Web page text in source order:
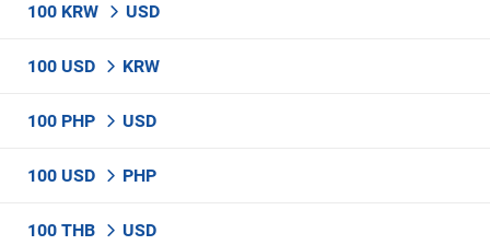
100 KRW USD
100 USD KRW
100 PHP USD
100 USD PHP
100 THB USD